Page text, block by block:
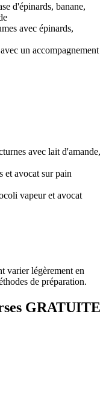
d'épinards, banane,
avec épinards,
un accompagnement
avec lait d'amande,
et avocat sur pain
vapeur et avocat
varier légèrement en
de préparation.
GRATUITE